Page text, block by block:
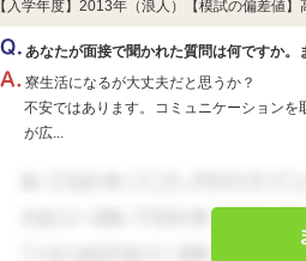
【入学年度】2013年（浪人）【模試の偏差値
あなたが面接で聞かれた質問は何ですか。
寮生活になるが大丈夫だと思うか？
不安ではあります。コミュニケーション
が広...